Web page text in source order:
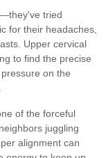
tried
for their headaches,
Upper cervical
to find the precise
on the
of the forceful
juggling
alignment can